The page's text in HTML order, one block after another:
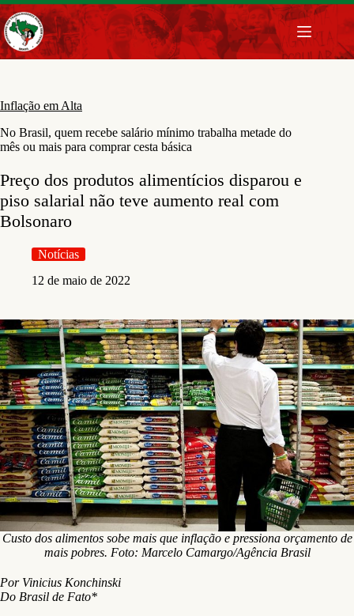
Pular
para
o
conteúdo
Inflação em Alta
No Brasil, quem recebe salário mínimo trabalha metade do
mês ou mais para comprar cesta básica
Preço dos produtos alimentícios disparou e
piso salarial não teve aumento real com
Bolsonaro
Notícias
12 de maio de 2022
Custo dos alimentos sobe mais que inflação e pressiona orçamento de
mais pobres. Foto: Marcelo Camargo/Agência Brasil
Por Vinicius Konchinski
Do Brasil de Fato*